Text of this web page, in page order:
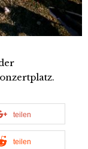
teilen
teilen